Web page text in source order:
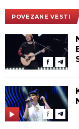
POVEZANE VESTI